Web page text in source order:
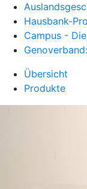
Hausbank-
Campus -
Übersicht
Produkte